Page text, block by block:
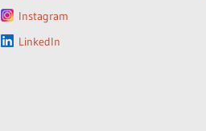
Instagram
LinkedIn